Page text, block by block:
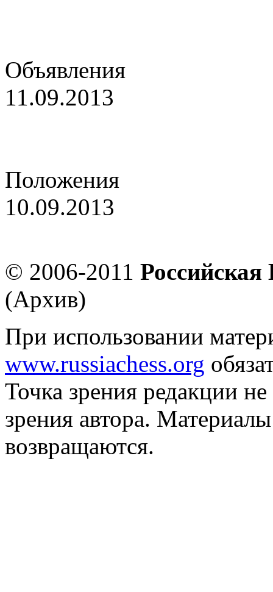
Объявления
11.09.2013
Положения
10.09.2013
© 2006-2011
(Архив)
При использовании
www.russiachess.org
Точка зрения редакции не
зрения автора.
возвращаются.